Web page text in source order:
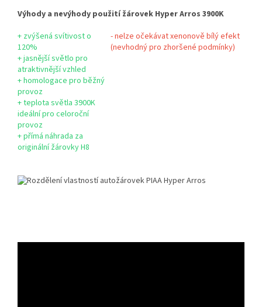
Výhody a nevýhody použití žárovek Hyper Arros 3900K
+ zvýšená svítivost o
120%
+ jasnější světlo pro
atraktivnější vzhled
+ homologace pro běžný
provoz
+ teplota světla 3900K
ideální pro celoroční
provoz
+ přímá náhrada za
originální žárovky H8
- nelze očekávat xenonově bílý efekt
(nevhodný pro zhoršené podmínky)